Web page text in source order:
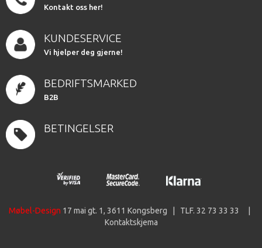
Kontakt oss her!
KUNDESERVICE
Vi hjelper deg gjerne!
BEDRIFTSMARKED
B2B
BETINGELSER
Møbel-Design 17 mai gt. 1, 3611 Kongsberg | TLF. 32 73 33 33 |
Kontaktskjema